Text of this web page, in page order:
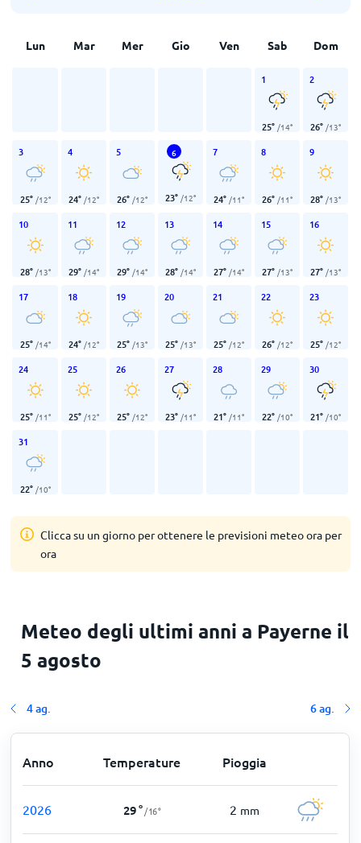
Lun Mar Mer Gio Ven Sab Dom
1
25° /14°
2
26° /13°
3
25° /12°
4
24° /12°
5
26° /12°
6
23° /12°
7
24° /11°
8
26° /11°
9
28° /13°
10
28° /13°
11
29° /14°
12
29° /14°
13
28° /14°
14
27° /14°
15
27° /13°
16
27° /13°
17
25° /14°
18
24° /12°
19
25° /13°
20
25° /13°
21
25° /12°
22
26° /12°
23
25° /12°
24
25° /11°
25
25° /12°
26
25° /12°
27
23° /11°
28
21° /11°
29
22° /10°
30
21° /10°
31
22° /10°
Clicca su un giorno per ottenere le previsioni meteo ora per
ora
Meteo degli ultimi anni a Payerne il
5 agosto
4 ag. 6 ag.
Anno Temperature Pioggia
2026 29° /16° 2 mm